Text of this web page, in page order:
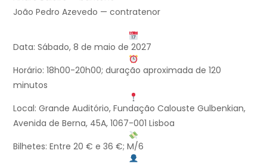
João Pedro Azevedo — contratenor
Data: Sábado, 8 de maio de 2027
Horário: 18h00-20h00; duração aproximada de 120
minutos
Local: Grande Auditório, Fundação Calouste Gulbenkian,
Avenida de Berna, 45A, 1067-001 Lisboa
Bilhetes: Entre 20 € e 36 €; M/6